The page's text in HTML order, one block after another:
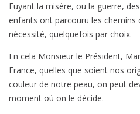
Fuyant la misère, ou la guerre,
enfants ont parcouru les chemins
nécessité, quelquefois par choix.
En cela Monsieur le Président,
France, quelles que soient nos
couleur de notre peau, on peut
moment où on le décide.